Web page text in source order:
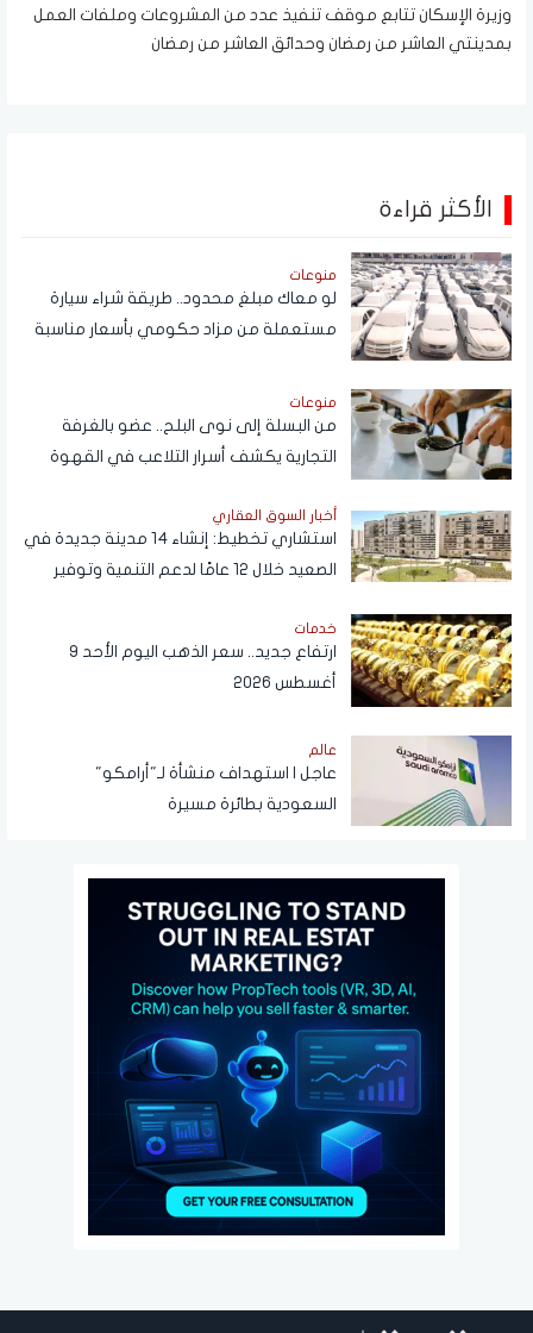
وزيرة الإسكان تتابع موقف تنفيذ عدد من المشروعات وملفات العمل
بمدينتي العاشر من رمضان وحدائق العاشر من رمضان
الأكثر قراءة
منوعات
لو معاك مبلغ محدود.. طريقة شراء سيارة
مستعملة من مزاد حكومي بأسعار مناسبة
منوعات
من البسلة إلى نوى البلح.. عضو بالغرفة
التجارية يكشف أسرار التلاعب في القهوة
أخبار السوق العقاري
استشاري تخطيط: إنشاء 14 مدينة جديدة في
الصعيد خلال 12 عامًا لدعم التنمية وتوفير
خدمات
ارتفاع جديد.. سعر الذهب اليوم الأحد 9
أغسطس 2026
عالم
عاجل | استهداف منشأة لـ"أرامكو"
السعودية بطائرة مسيرة